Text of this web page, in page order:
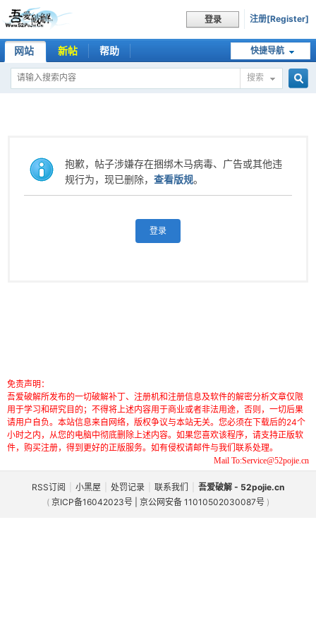
登录 注册[Register]
快捷导航
网站 新帖 帮助
搜索
抱歉，帖子涉嫌存在捆绑木马病毒、广告或其他违
规行为，现已删除，查看版规。
登录
免责声明：
吾爱破解所发布的一切破解补丁、注册机和注册信息及软件的解密分析文章仅限
用于学习和研究目的；不得将上述内容用于商业或者非法用途，否则，一切后果
请用户自负。本站信息来自网络，版权争议与本站无关。您必须在下载后的24个
小时之内，从您的电脑中彻底删除上述内容。如果您喜欢该程序，请支持正版软
件，购买注册，得到更好的正版服务。如有侵权请邮件与我们联系处理。
Mail To:Service@52pojie.cn
RSS订阅 小黑屋 处罚记录 联系我们
吾爱破解 - 52pojie.cn
( 京ICP备16042023号 | 京公网安备 11010502030087号 )